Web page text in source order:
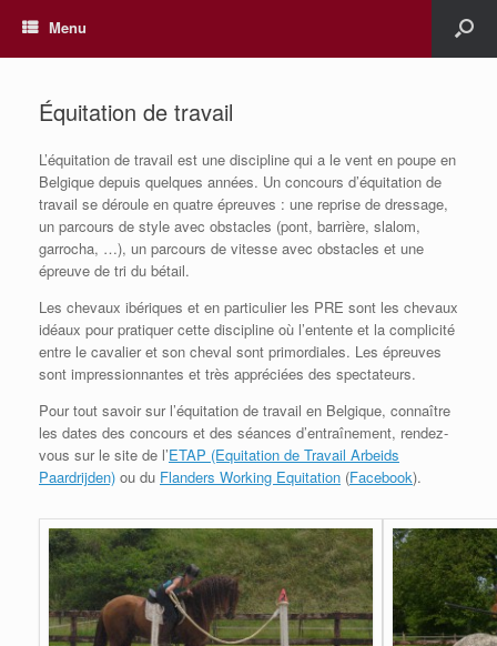
Menu
Équitation de travail
L’équitation de travail est une discipline qui a le vent en poupe en
Belgique depuis quelques années. Un concours d’équitation de
travail se déroule en quatre épreuves : une reprise de dressage,
un parcours de style avec obstacles (pont, barrière, slalom,
garrocha, …), un parcours de vitesse avec obstacles et une
épreuve de tri du bétail.
Les chevaux ibériques et en particulier les PRE sont les chevaux
idéaux pour pratiquer cette discipline où l’entente et la complicité
entre le cavalier et son cheval sont primordiales. Les épreuves
sont impressionnantes et très appréciées des spectateurs.
Pour tout savoir sur l’équitation de travail en Belgique, connaître
les dates des concours et des séances d’entraînement, rendez-
vous sur le site de l’ETAP (Equitation de Travail Arbeids
Paardrijden) ou du Flanders Working Equitation (Facebook).